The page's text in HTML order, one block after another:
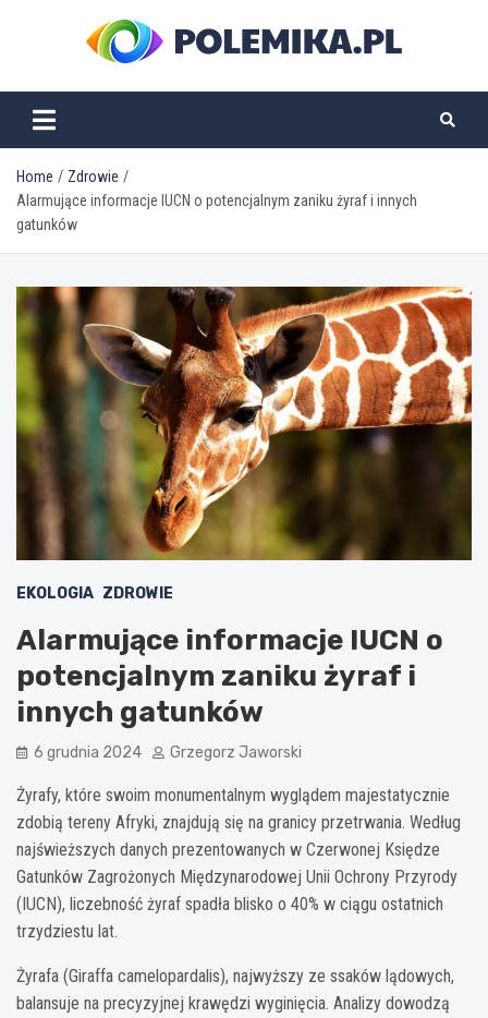
polemika.pl
Home
Zdrowie
Alarmujące informacje IUCN o potencjalnym zaniku żyraf i innych
gatunków
EKOLOGIA ZDROWIE
Alarmujące informacje IUCN o
potencjalnym zaniku żyraf i
innych gatunków
6 grudnia 2024 Grzegorz Jaworski
Żyrafy, które swoim monumentalnym wyglądem majestatycznie
zdobią tereny Afryki, znajdują się na granicy przetrwania. Według
najświeższych danych prezentowanych w Czerwonej Księdze
Gatunków Zagrożonych Międzynarodowej Unii Ochrony Przyrody
(IUCN), liczebność żyraf spadła blisko o 40% w ciągu ostatnich
trzydziestu lat.
Żyrafa (Giraffa camelopardalis), najwyższy ze ssaków lądowych,
balansuje na precyzyjnej krawędzi wyginięcia. Analizy dowodzą